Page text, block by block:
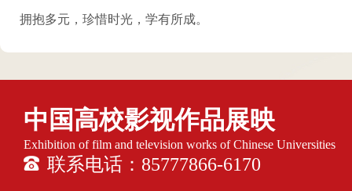
拥抱多元，珍惜时光，学有所成。
中国高校影视作品展映
Exhibition of film and television works of Chinese Universities
联系电话：85777866-6170